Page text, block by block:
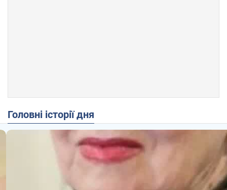
Головні історії дня